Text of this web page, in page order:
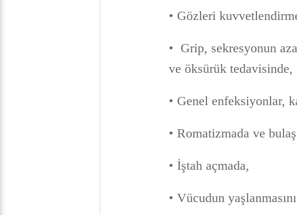
• Gözleri
• Grip, sekresyonun
ve öksürük tedavisinde,
• Genel enfeksiyonlar,
• Romatizmada ve
• İştah açmada,
• Vücudun